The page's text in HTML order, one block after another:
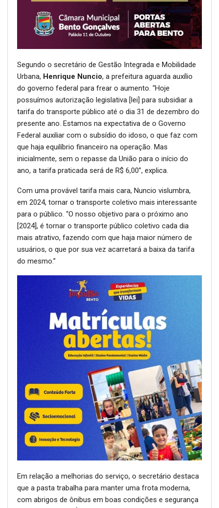
Segundo o secretário de Gestão Integrada e Mobilidade
Urbana, Henrique Nuncio, a prefeitura aguarda auxílio
do governo federal para frear o aumento. “Hoje
possuímos autorização legislativa [lei] para subsidiar a
tarifa do transporte público até o dia 31 de dezembro do
presente ano. Estamos na expectativa de o Governo
Federal auxiliar com o subsídio do idoso, o que faz com
que haja equilíbrio financeiro na operação. Mas
inicialmente, sem o repasse da União para o início do
ano, a tarifa praticada será de R$ 6,00”, explica.
Com uma provável tarifa mais cara, Nuncio vislumbra,
em 2024, tornar o transporte coletivo mais interessante
para o público. “O nosso objetivo para o próximo ano
[2024], é tornar o transporte público coletivo cada dia
mais atrativo, fazendo com que haja maior número de
usuários, o que por sua vez acarretará a baixa da tarifa
do mesmo.”
Em relação a melhorias do serviço, o secretário destaca
que a pasta trabalha para manter uma frota moderna,
com abrigos de ônibus em boas condições e segurança